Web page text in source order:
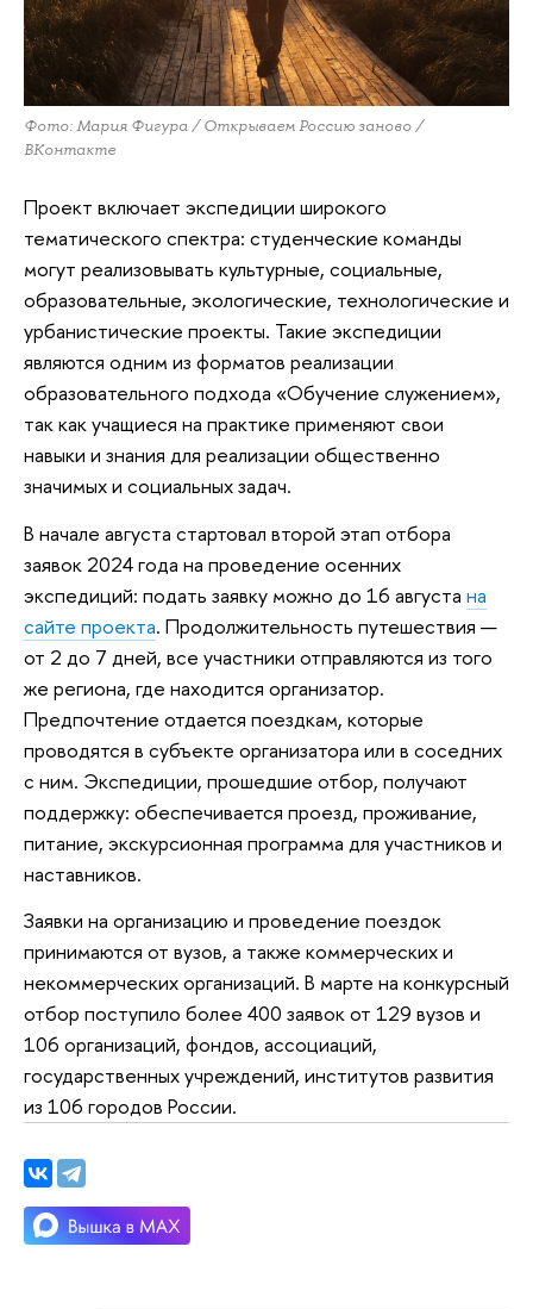
Фото: Мария Фигура / Открываем Россию заново /
ВКонтакте
Проект включает экспедиции широкого
тематического спектра: студенческие команды
могут реализовывать культурные, социальные,
образовательные, экологические, технологические и
урбанистические проекты. Такие экспедиции
являются одним из форматов реализации
образовательного подхода «Обучение служением»,
так как учащиеся на практике применяют свои
навыки и знания для реализации общественно
значимых и социальных задач.
В начале августа стартовал второй этап отбора
заявок 2024 года на проведение осенних
экспедиций: подать заявку можно до 16 августа на
сайте проекта. Продолжительность путешествия —
от 2 до 7 дней, все участники отправляются из того
же региона, где находится организатор.
Предпочтение отдается поездкам, которые
проводятся в субъекте организатора или в соседних
с ним. Экспедиции, прошедшие отбор, получают
поддержку: обеспечивается проезд, проживание,
питание, экскурсионная программа для участников и
наставников.
Заявки на организацию и проведение поездок
принимаются от вузов, а также коммерческих и
некоммерческих организаций. В марте на конкурсный
отбор поступило более 400 заявок от 129 вузов и
106 организаций, фондов, ассоциаций,
государственных учреждений, институтов развития
из 106 городов России.